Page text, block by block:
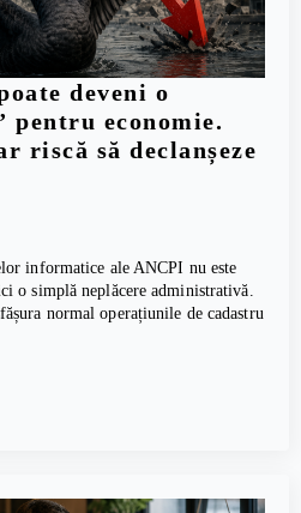
deveni o
pentru economie.
riscă să declanșeze
informatice ale ANCPI nu este
o simplă neplăcere administrativă.
normal operațiunile de cadastru